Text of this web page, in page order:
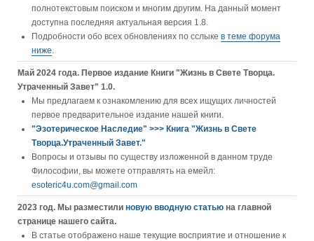
полнотекстовым поиском и многим другим. На данный момент
доступна последняя актуальная версия 1.8.
Подробности обо всех обновлениях по сслыке в теме форума
ниже.
Май 2024 года. Первое издание Книги "Жизнь в Свете Творца.
Утраченный Завет" 1.0.
Мы предлагаем к ознакомлению для всех ищущих личностей
первое предварительное издание нашей книги.
"Эзотерическое Наследие" >>> Книга "Жизнь в Свете
Творца.Утраченный Завет."
Вопросы и отзывы по существу изложенной в данном труде
Философии, вы можете отправлять на емейл:
esoteric4u.com@gmail.com
2023 год. Мы разместили новую вводную статью на главной
странице нашего сайта.
В статье отображено наше текущие восприятие и отношение к